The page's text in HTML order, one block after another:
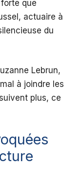
que
actuaire à
du
Lebrun,
à joindre les
plus, ce